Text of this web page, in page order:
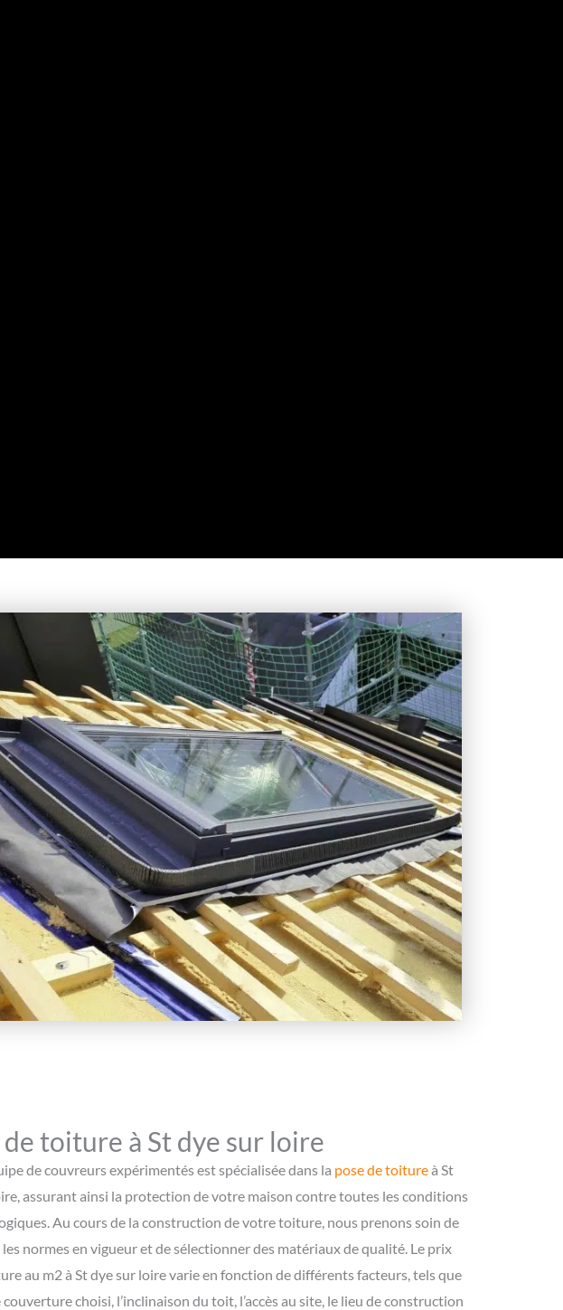
de toiture à St dye sur loire
de couvreurs expérimentés est spécialisée dans la pose de toitureà St
assurant ainsi la protection de votre maison contre toutes les conditions
Au cours de la construction de votre toiture, nous prenons soin de
normes en vigueur et de sélectionner des matériaux de qualité. Le prix
au m2 à St dye sur loire varie en fonction de différents facteurs, tels que
couverture choisi, l’inclinaison du toit, l’accès au site, le lieu de construction